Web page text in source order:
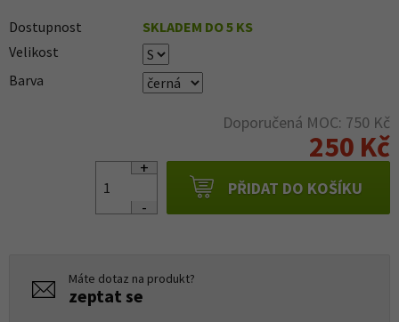
Dostupnost
SKLADEM DO 5 KS
Velikost
Barva
Doporučená MOC: 750 Kč
250 Kč
PŘIDAT DO KOŠÍKU
Máte dotaz na produkt?
zeptat se